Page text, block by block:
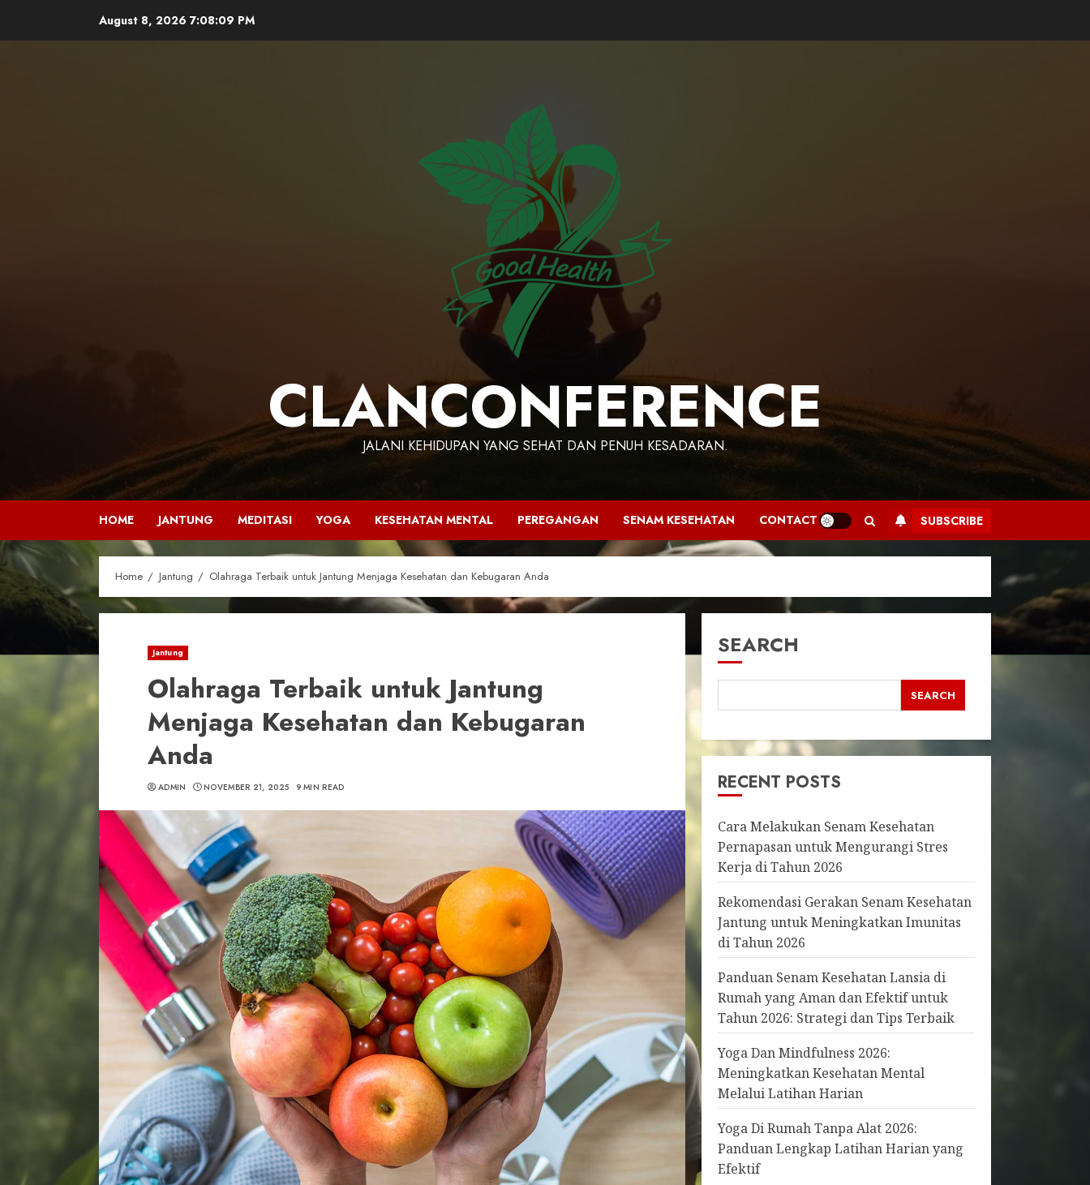
August 8, 2026 7:08:11 PM
CLANCONFERENCE
JALANI KEHIDUPAN YANG SEHAT DAN PENUH KESADARAN.
HOME JANTUNG MEDITASI YOGA KESEHATAN MENTAL PEREGANGAN SENAM KESEHATAN CONTACT SUBSCRIBE
Home Jantung Olahraga Terbaik untuk Jantung Menjaga Kesehatan dan Kebugaran Anda
Jantung
Olahraga Terbaik untuk Jantung
Menjaga Kesehatan dan Kebugaran
Anda
ADMIN NOVEMBER 21, 2025 9 MIN READ
SEARCH
SEARCH
RECENT POSTS
Cara Melakukan Senam Kesehatan
Pernapasan untuk Mengurangi Stres
Kerja di Tahun 2026
Rekomendasi Gerakan Senam Kesehatan
Jantung untuk Meningkatkan Imunitas
di Tahun 2026
Panduan Senam Kesehatan Lansia di
Rumah yang Aman dan Efektif untuk
Tahun 2026: Strategi dan Tips Terbaik
Yoga Dan Mindfulness 2026:
Meningkatkan Kesehatan Mental
Melalui Latihan Harian
Yoga Di Rumah Tanpa Alat 2026:
Panduan Lengkap Latihan Harian yang
Efektif